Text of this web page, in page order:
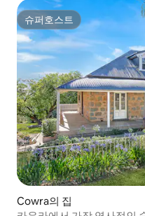
슈퍼호스트
슈퍼호스트
Cowra의 집